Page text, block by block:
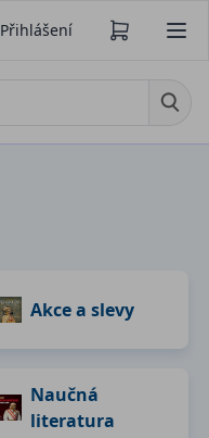
Přihlášení
Akce a slevy
Naučná
literatura